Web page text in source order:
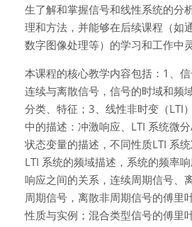
生了解和掌握信号和线性系统的分
理和方法，并能够在后续课程（如
数字图像处理等）的学习和工作中
本课程的核心教学内容包括：1、
连续与离散信号，信号的时域和频
分类、特征；3、线性非时变（LTI
中的描述：冲激响应、LTI 系统微
状态变量的描述，不同性质LTI 系统
LTI 系统的频域描述，系统的频率
响应之间的关系，连续周期信号、
周期信号，离散非周期信号的傅里
性质与实例；混合类型信号的傅里